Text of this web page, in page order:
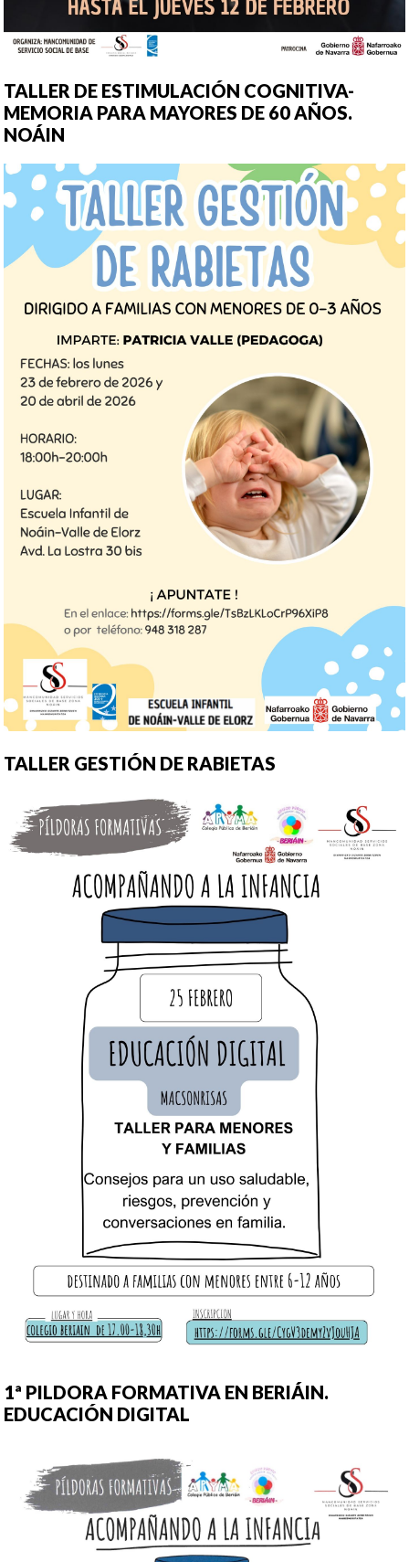
TALLER DE ESTIMULACIÓN COGNITIVA-
MEMORIA PARA MAYORES DE 60 AÑOS.
NOÁIN
TALLER GESTIÓN DE RABIETAS
1ª PILDORA FORMATIVA EN BERIÁIN.
EDUCACIÓN DIGITAL